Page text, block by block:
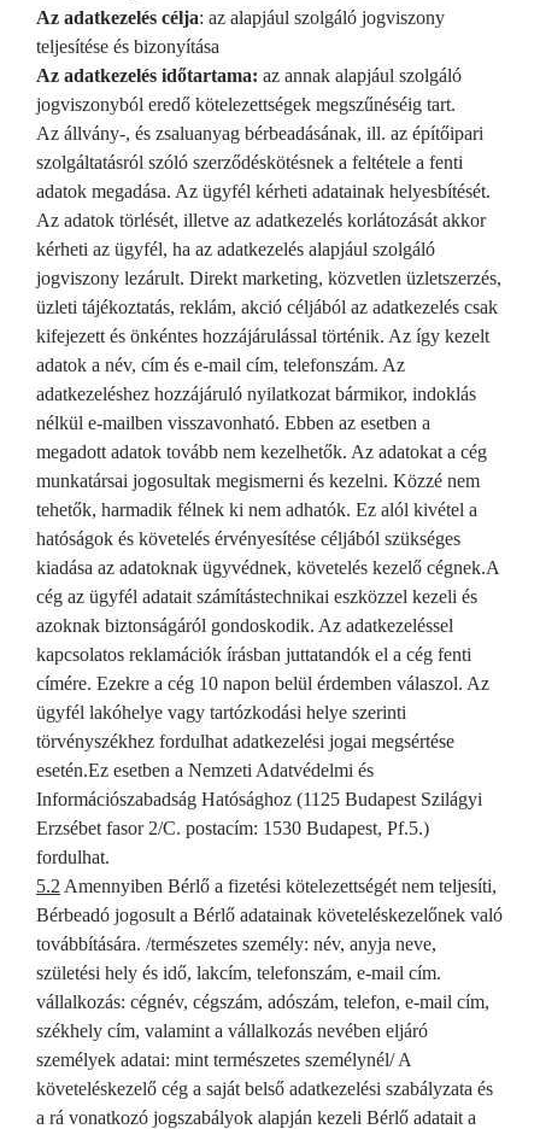
Az adatkezelés célja: az alapjául szolgáló jogviszony
teljesítése és bizonyítása
Az adatkezelés időtartama: az annak alapjául szolgáló
jogviszonyból eredő kötelezettségek megszűnéséig tart.
Az állvány-, és zsaluanyag bérbeadásának, ill. az építőipari
szolgáltatásról szóló szerződéskötésnek a feltétele a fenti
adatok megadása. Az ügyfél kérheti adatainak helyesbítését.
Az adatok törlését, illetve az adatkezelés korlátozását akkor
kérheti az ügyfél, ha az adatkezelés alapjául szolgáló
jogviszony lezárult. Direkt marketing, közvetlen üzletszerzés,
üzleti tájékoztatás, reklám, akció céljából az adatkezelés csak
kifejezett és önkéntes hozzájárulással történik. Az így kezelt
adatok a név, cím és e-mail cím, telefonszám. Az
adatkezeléshez hozzájáruló nyilatkozat bármikor, indoklás
nélkül e-mailben visszavonható. Ebben az esetben a
megadott adatok tovább nem kezelhetők. Az adatokat a cég
munkatársai jogosultak megismerni és kezelni. Közzé nem
tehetők, harmadik félnek ki nem adhatók. Ez alól kivétel a
hatóságok és követelés érvényesítése céljából szükséges
kiadása az adatoknak ügyvédnek, követelés kezelő cégnek.A
cég az ügyfél adatait számítástechnikai eszközzel kezeli és
azoknak biztonságáról gondoskodik. Az adatkezeléssel
kapcsolatos reklamációk írásban juttatandók el a cég fenti
címére. Ezekre a cég 10 napon belül érdemben válaszol. Az
ügyfél lakóhelye vagy tartózkodási helye szerinti
törvényszékhez fordulhat adatkezelési jogai megsértése
esetén.Ez esetben a Nemzeti Adatvédelmi és
Információszabadság Hatósághoz (1125 Budapest Szilágyi
Erzsébet fasor 2/C. postacím: 1530 Budapest, Pf.5.)
fordulhat.
5.2 Amennyiben Bérlő a fizetési kötelezettségét nem teljesíti,
Bérbeadó jogosult a Bérlő adatainak követeléskezelőnek való
továbbítására. /természetes személy: név, anyja neve,
születési hely és idő, lakcím, telefonszám, e-mail cím.
vállalkozás: cégnév, cégszám, adószám, telefon, e-mail cím,
székhely cím, valamint a vállalkozás nevében eljáró
személyek adatai: mint természetes személynél/ A
követeléskezelő cég a saját belső adatkezelési szabályzata és
a rá vonatkozó jogszabályok alapján kezeli Bérlő adatait a